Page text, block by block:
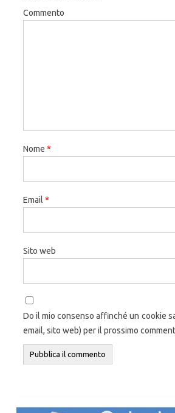
Commento
Nome *
Email *
Sito web
Do il mio consenso affinché un cookie
email, sito web) per il prossimo